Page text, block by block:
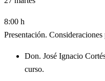
8:00 h
Presentación. Consideraciones
Don. José Ignacio
curso.